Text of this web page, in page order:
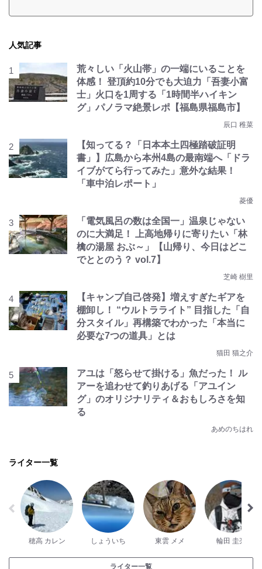
人気記事
荒々しい「火山帯」の一端にいることを
体感！ 登頂約10分でも大迫力「吾妻小富
士」火口を1周する「1時間半ハイキン
グ」パノラマ絶景レポ【福島県福島市】
辰口 稚菜
【知ってる？「日本本土四極踏破証明
書」】広島から本州4島の最南端へ「ドラ
イブがてら行ってみた」意外な結果！
「車中泊レポート」
菱優
「電気風呂の数は全国一」温泉じゃない
のに大満足！ 上高地帰りに寄りたい「林
檎の湯屋 おぶ～」【山帰り、今日はどこ
でととのう？ vol.7】
芝崎 樹里
【キャンプ自己啓発】増えすぎたギアを
棚卸し！ “ウルトラライト” 目指した「自
分スタイル」再構築でわかった「本当に
必要な7つの道具」とは
猫田 猫之介
アユは「怒らせて掛ける」魚だった！ ル
アーを追わせて釣りあげる「アユイン
グ」のオリジナリティ＆おもしろさを知
る
あめのちはれ
ライター一覧
穂高 カレン しょういち 東雲 メメ 輪田 圭亮
ライター一覧